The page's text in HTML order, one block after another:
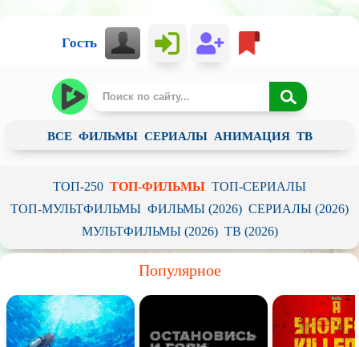
Гость
ВСЕ ФИЛЬМЫ СЕРИАЛЫ АНИМАЦИЯ ТВ
ТОП-250 ТОП-ФИЛЬМЫ ТОП-СЕРИАЛЫ
ТОП-МУЛЬТФИЛЬМЫ ФИЛЬМЫ (2026) СЕРИАЛЫ (2026)
МУЛЬТФИЛЬМЫ (2026) ТВ (2026)
Популярное